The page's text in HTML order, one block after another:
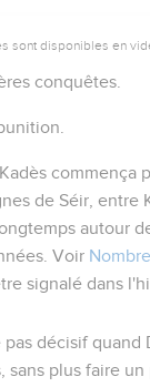
sont disponibles en
conquêtes.
commença
de Séir,
autour
Voir
signalé dans
pas décisif
sans plus faire